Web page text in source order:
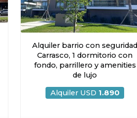
Alquiler barrio con seguridad
Carrasco, 1 dormitorio con
fondo, parrillero y amenities
de lujo
Alquiler USD 1.890